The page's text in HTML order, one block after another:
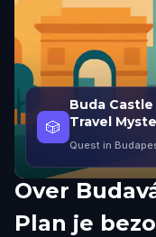
🎲
Buda
Travel
Quest in
Over
Plan je